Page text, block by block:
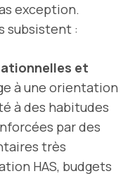
exception.
subsistent :
et
à une orientation
à des habitudes
par des
très
HAS, budgets